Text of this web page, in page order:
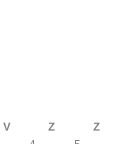
V Z
Z